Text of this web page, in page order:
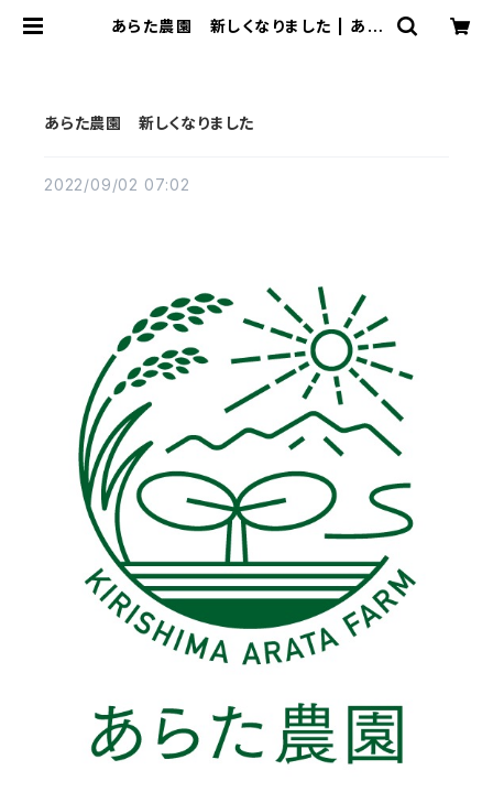
あらた農園 新しくなりました | あら
あらた農園 新しくなりました
2022/09/02 07:02